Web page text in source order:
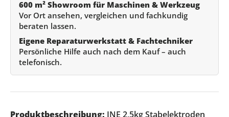
600 m² Showroom für Maschinen & Werkzeug
Vor Ort ansehen, vergleichen und fachkundig
beraten lassen.
Eigene Reparaturwerkstatt & Fachtechniker
Persönliche Hilfe auch nach dem Kauf – auch
telefonisch.
Produktbeschreibung: INE 2,5kg Stabelektroden